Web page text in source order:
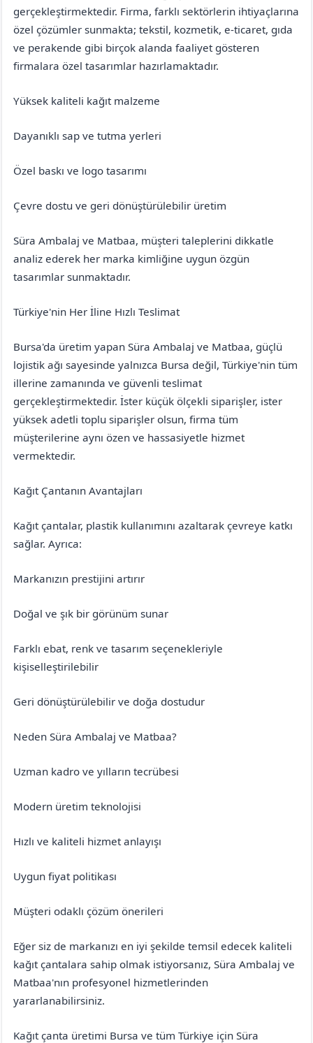
gerçekleştirmektedir. Firma, farklı sektörlerin ihtiyaçlarına
özel çözümler sunmakta; tekstil, kozmetik, e-ticaret, gıda
ve perakende gibi birçok alanda faaliyet gösteren
firmalara özel tasarımlar hazırlamaktadır.
Yüksek kaliteli kağıt malzeme
Dayanıklı sap ve tutma yerleri
Özel baskı ve logo tasarımı
Çevre dostu ve geri dönüştürülebilir üretim
Süra Ambalaj ve Matbaa, müşteri taleplerini dikkatle
analiz ederek her marka kimliğine uygun özgün
tasarımlar sunmaktadır.
Türkiye'nin Her İline Hızlı Teslimat
Bursa'da üretim yapan Süra Ambalaj ve Matbaa, güçlü
lojistik ağı sayesinde yalnızca Bursa değil, Türkiye'nin tüm
illerine zamanında ve güvenli teslimat
gerçekleştirmektedir. İster küçük ölçekli siparişler, ister
yüksek adetli toplu siparişler olsun, firma tüm
müşterilerine aynı özen ve hassasiyetle hizmet
vermektedir.
Kağıt Çantanın Avantajları
Kağıt çantalar, plastik kullanımını azaltarak çevreye katkı
sağlar. Ayrıca:
Markanızın prestijini artırır
Doğal ve şık bir görünüm sunar
Farklı ebat, renk ve tasarım seçenekleriyle
kişiselleştirilebilir
Geri dönüştürülebilir ve doğa dostudur
Neden Süra Ambalaj ve Matbaa?
Uzman kadro ve yılların tecrübesi
Modern üretim teknolojisi
Hızlı ve kaliteli hizmet anlayışı
Uygun fiyat politikası
Müşteri odaklı çözüm önerileri
Eğer siz de markanızı en iyi şekilde temsil edecek kaliteli
kağıt çantalara sahip olmak istiyorsanız, Süra Ambalaj ve
Matbaa'nın profesyonel hizmetlerinden
yararlanabilirsiniz.
Kağıt çanta üretimi Bursa ve tüm Türkiye için Süra